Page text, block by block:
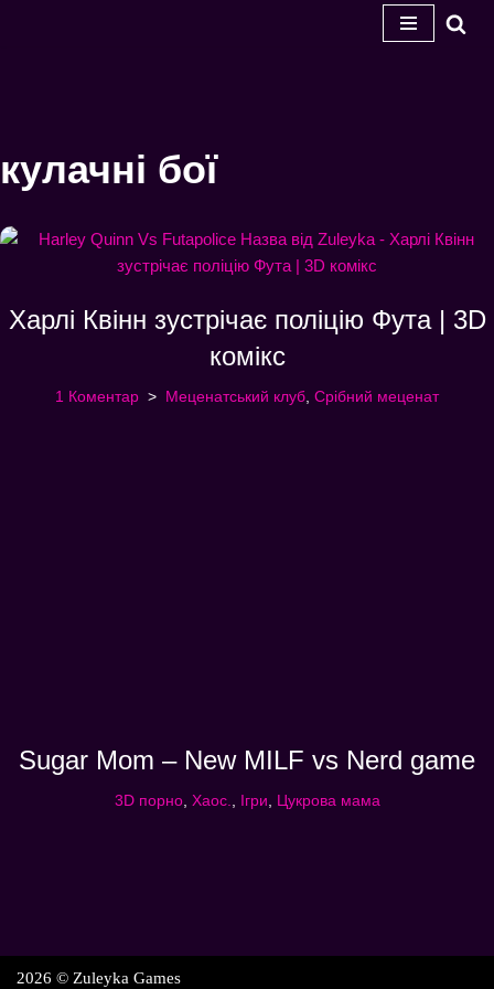
кулачні бої
Харлі Квінн зустрічає поліцію Фута | 3D
комікс
1 Коментар Меценатський клуб, Срібний меценат
Sugar Mom – New MILF vs Nerd game
3D порно, Хаос., Ігри, Цукрова мама
2026 © Zuleyka Games